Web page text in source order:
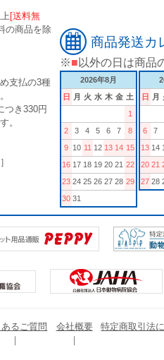
[送料無
の商品を除
支払の3種
つき330円
。
商品発送カ
※■以外の日は商品
2026年8月
日 月 火 水 木 金 土
1
2
3 4 5 6 7
8
9 10 11 12 13 14 15
16 17 18 19 20 21 22
23 24 25 26 27 28 29
30 31
日 月
6
7
13 14
20 21
27 28
あるご質問 会社概要 特定商取引法